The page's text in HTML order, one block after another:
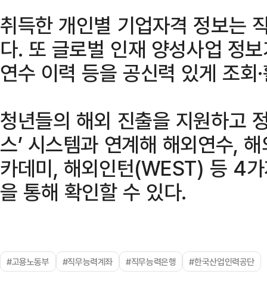
취득한 개인별 기업자격 정보는
다. 또 글로벌 인재 양성사업 정
연수 이력 등을 공신력 있게 조회
청년들의 해외 진출을 지원하고
스’ 시스템과 연계해 해외연수,
카데미, 해외인턴(WEST) 등 4
을 통해 확인할 수 있다.
#고용노동부 #직무능력계좌 #직무능력은행 #한국산업인력공단